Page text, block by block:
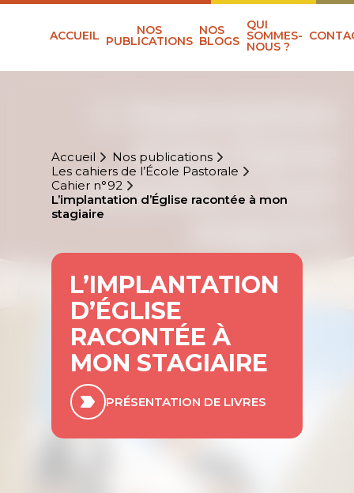
ACCUEIL NOS
PUBLICATIONS
NOS
BLOGS
QUI
SOMMES-
NOUS ?
Accueil
Nos publications
Les cahiers de l’École Pastorale
Cahier n°92
L’implantation d’Église racontée à mon
stagiaire
L’IMPLANTATION
D’ÉGLISE
RACONTÉE À
MON STAGIAIRE
PRÉSENTATION DE LIVRES